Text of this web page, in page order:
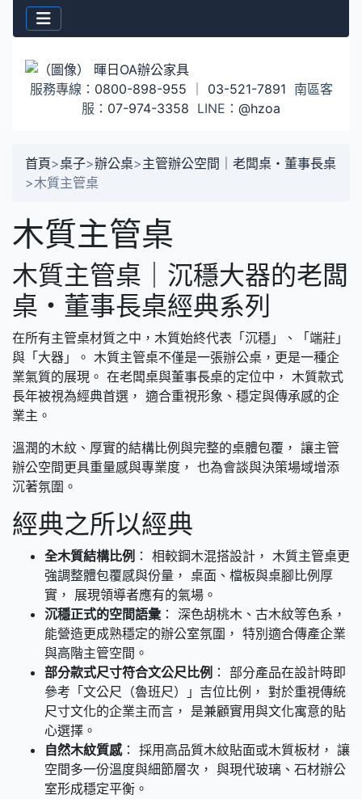
服務專線： 0800-898-955 03-521-7891 南區客
服： 07-974-3358 LINE： @hzoa
首頁>桌子>辦公桌>主管辦公空間｜老闆桌・董事長桌
>木質主管桌
木質主管桌
木質主管桌｜沉穩大器的老闆
桌・董事長桌經典系列
在所有主管桌材質之中，木質始終代表「沉穩」、「端莊」
與「大器」。 木質主管桌不僅是一張辦公桌，更是一種企
業氣質的展現。 在老闆桌與董事長桌的定位中， 木質款式
長年被視為經典首選， 適合重視形象、穩定與傳承感的企
業主。
溫潤的木紋、厚實的結構比例與完整的桌體包覆， 讓主管
辦公空間更具重量感與專業度， 也為會談與決策場域增添
沉著氛圍。
經典之所以經典
全木質結構比例 ： 相較鋼木混搭設計， 木質主管桌更
強調整體包覆感與份量， 桌面、檔板與桌腳比例厚
實， 展現領導者應有的氣場。
沉穩正式的空間語彙 ： 深色胡桃木、古木紋等色系，
能營造更成熟穩定的辦公室氛圍， 特別適合傳產企業
與高階主管空間。
部分款式尺寸符合文公尺比例 ： 部分產品在設計時即
參考「文公尺（魯班尺）」吉位比例， 對於重視傳統
尺寸文化的企業主而言， 是兼顧實用與文化寓意的貼
心選擇。
自然木紋質感： 採用高品質木紋貼面或木質板材， 讓
空間多一份溫度與細節層次， 與現代玻璃、石材辦公
室形成穩定平衡。